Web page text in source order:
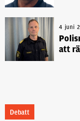
4 juni
att
Debatt